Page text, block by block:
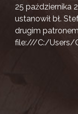
25 października
ustanowił bł.
drugim
file:///C:/Users/